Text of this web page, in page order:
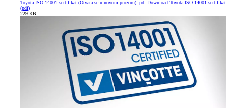
Toyota ISO 14001 sertifikat (Otvara se u novom prozoru) .pdfDownload Toyota ISO 14001 sertifikat
(pdf)
229 KB